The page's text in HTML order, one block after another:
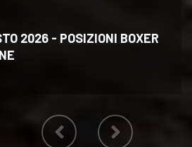
2026 - POSIZIONI BOXER